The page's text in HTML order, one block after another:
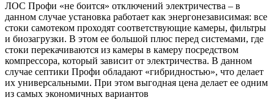
ЛОС Профи «не боится» отключений электричества – в
данном случае установка работает как энергонезависимая: все
стоки самотеком проходят соответствующие камеры, фильтры
и биозагрузки. В этом ее большой плюс перед системами, где
стоки перекачиваются из камеры в камеру посредством
компрессора, который зависит от электричества. В данном
случае септики Профи обладают «гибридностью», что делает
их универсальными. При этом выгодная цена делает ее одним
из самых экономичных вариантов